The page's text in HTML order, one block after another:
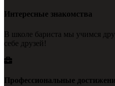
Интересные знакомства
В школе бариста мы учимся
себе друзей!
Профессиональные